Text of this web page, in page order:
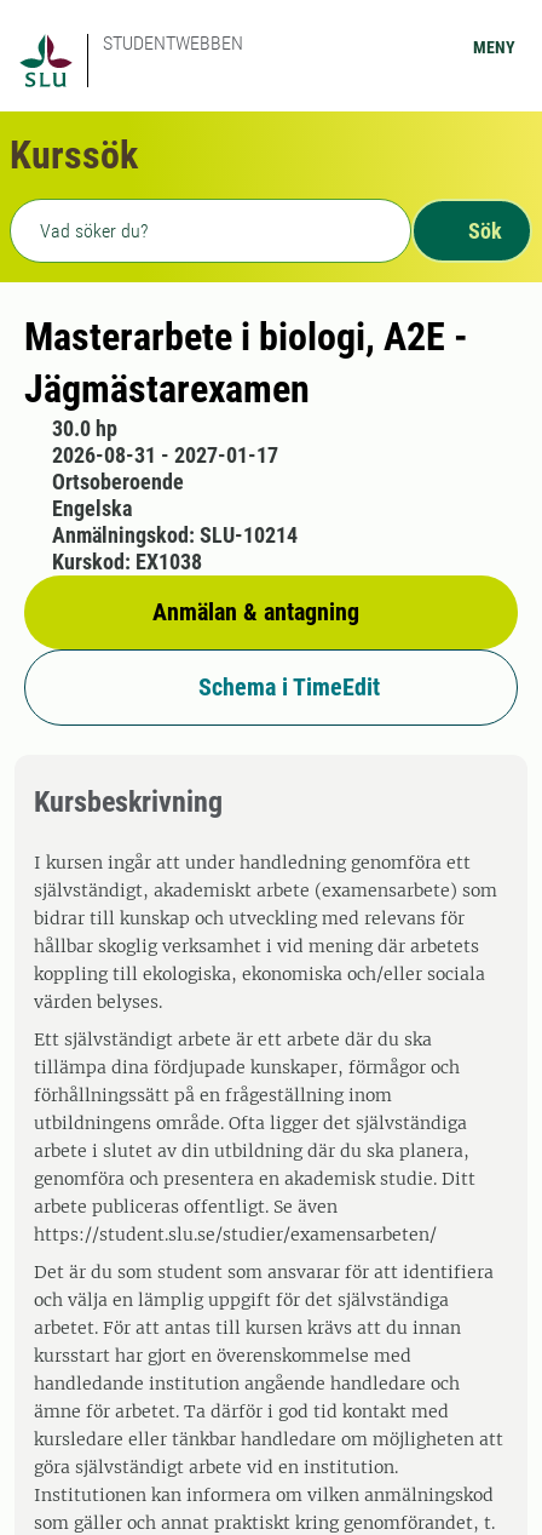
STUDENTWEBBEN MENY
Kurssök
Fritext sökning
Sök
Masterarbete i biologi, A2E -
Jägmästarexamen
30.0 hp
2026-08-31 - 2027-01-17
Ortsoberoende
Engelska
Anmälan & antagning
Anmälningskod: SLU-10214
Kurskod: EX1038
Schema i TimeEdit
Kursbeskrivning
I kursen ingår att under handledning genomföra ett
självständigt, akademiskt arbete (examensarbete) som
bidrar till kunskap och utveckling med relevans för
hållbar skoglig verksamhet i vid mening där arbetets
koppling till ekologiska, ekonomiska och/eller sociala
värden belyses.
Ett självständigt arbete är ett arbete där du ska
tillämpa dina fördjupade kunskaper, förmågor och
förhållningssätt på en frågeställning inom
utbildningens område. Ofta ligger det självständiga
arbete i slutet av din utbildning där du ska planera,
genomföra och presentera en akademisk studie. Ditt
arbete publiceras offentligt. Se även
https://student.slu.se/studier/examensarbeten/
Det är du som student som ansvarar för att identifiera
och välja en lämplig uppgift för det självständiga
arbetet. För att antas till kursen krävs att du innan
kursstart har gjort en överenskommelse med
handledande institution angående handledare och
ämne för arbetet. Ta därför i god tid kontakt med
kursledare eller tänkbar handledare om möjligheten att
göra självständigt arbete vid en institution.
Institutionen kan informera om vilken anmälningskod
som gäller och annat praktiskt kring genomförandet, t.